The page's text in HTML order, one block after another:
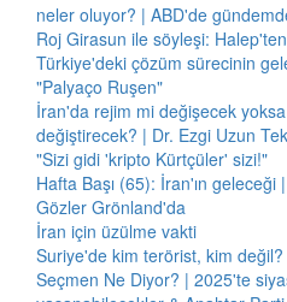
neler oluyor? | ABD'de
Roj Girasun ile söyleşi:
Türkiye'deki çözüm sürecinin
"Palyaço Ruşen"
İran'da rejim mi değişecek
değiştirecek? | Dr. Ezgi Uzun
"Sizi gidi 'kripto Kürtçüler' sizi!"
Hafta Başı (65): İran'ın
Gözler Grönland'da
İran için üzülme vakti
Suriye'de kim terörist, kim değil?
Seçmen Ne Diyor? | 2025'te